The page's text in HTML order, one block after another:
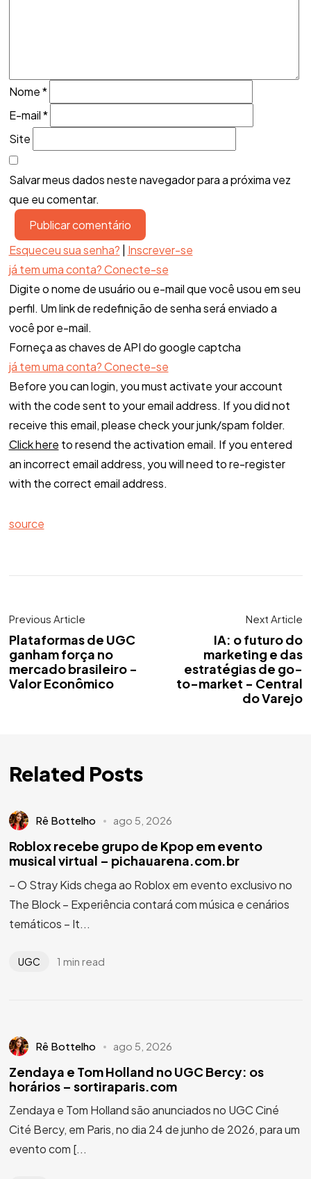
Nome*
E-mail*
Site
Salvar meus dados neste navegador para a próxima vez
que eu comentar.
Esqueceu sua senha?
Inscrever-se
já tem uma conta? Conecte-se
Digite o nome de usuário ou e-mail que você usou em seu
perfil. Um link de redefinição de senha será enviado a
você por e-mail.
Forneça as chaves de API do google captcha
já tem uma conta? Conecte-se
Before you can login, you must activate your account
with the code sent to your email address. If you did not
receive this email, please check your junk/spam folder.
Click here to resend the activation email. If you entered
an incorrect email address, you will need to re-register
with the correct email address.
source
Previous Article
Plataformas de UGC
ganham força no
mercado brasileiro -
Valor Econômico
Next Article
IA: o futuro do
marketing e das
estratégias de go-
to-market - Central
do Varejo
Related Posts
Rê Bottelho ago 5, 2026
Roblox recebe grupo de Kpop em evento
musical virtual – pichauarena.com.br
– O Stray Kids chega ao Roblox em evento exclusivo no
The Block – Experiência contará com música e cenários
temáticos – It...
UGC 1 min read
Rê Bottelho ago 5, 2026
Zendaya e Tom Holland no UGC Bercy: os
horários – sortiraparis.com
Zendaya e Tom Holland são anunciados no UGC Ciné
Cité Bercy, em Paris, no dia 24 de junho de 2026, para um
evento com [...